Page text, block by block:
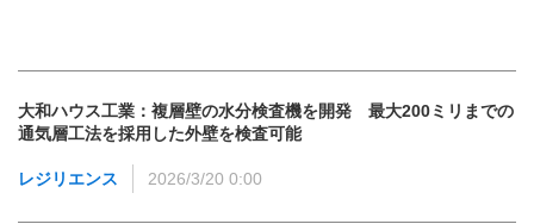
大和ハウス工業：複層壁の水分検査機を開発 最大200ミリまでの
通気層工法を採用した外壁を検査可能
レジリエンス 2026/3/20 0:00